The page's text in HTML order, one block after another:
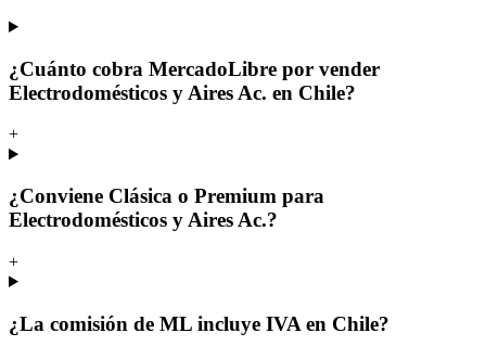
¿Cuánto cobra MercadoLibre por vender
Electrodomésticos y Aires Ac. en Chile?
+
¿Conviene Clásica o Premium para
Electrodomésticos y Aires Ac.?
+
¿La comisión de ML incluye IVA en Chile?